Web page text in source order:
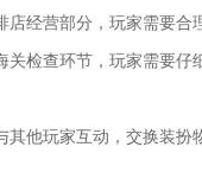
店经营部分，玩家需要合
关检查环节，玩家需要
其他玩家互动，交换装